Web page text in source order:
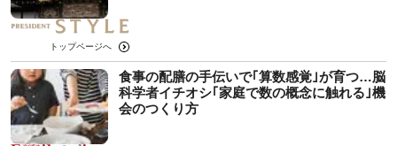
トップページへ
食事の配膳の手伝いで｢算数感覚｣が育つ…脳
科学者イチオシ｢家庭で数の概念に触れる｣機
会のつくり方